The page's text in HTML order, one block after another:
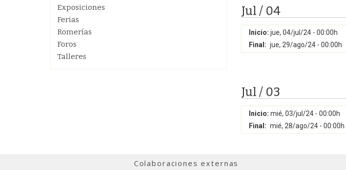
Exposiciones
Ferias
Romerías
Foros
Talleres
Jul / 04
Inicio: jue, 04/jul/24 - 00:00h
Final: jue, 29/ago/24 - 00:00h
Jul / 03
Inicio: mié, 03/jul/24 - 00:00h
Final: mié, 28/ago/24 - 00:00h
Colaboraciones externas